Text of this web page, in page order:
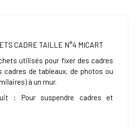
CADRE TAILLE N°4 MICART
utilisés pour fixer des cadres
cadres de tableaux, de photos ou
à un mur.
: Pour suspendre cadres et